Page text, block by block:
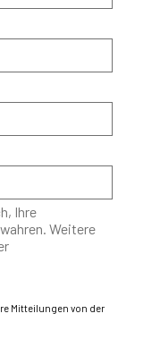
Ihre
Weitere
Mitteilungen von der